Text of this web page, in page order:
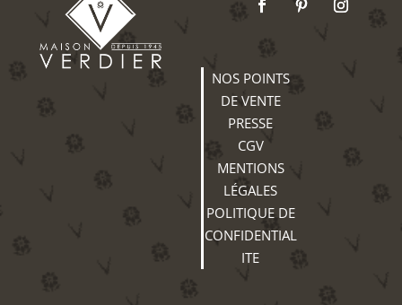
NOS POINTS
DE VENTE
PRESSE
CGV
MENTIONS
LÉGALES
POLITIQUE DE
CONFIDENTIAL
ITE